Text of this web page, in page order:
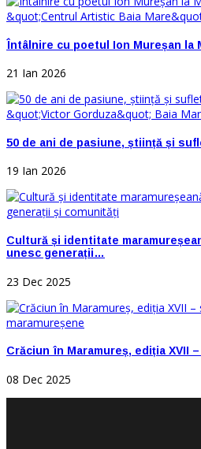
Întâlnire cu poetul Ion Mureșan la
21 Ian 2026
50 de ani de pasiune, știință și
19 Ian 2026
Cultură și identitate
unesc generații…
23 Dec 2025
Crăciun în Maramureș, ediția
08 Dec 2025